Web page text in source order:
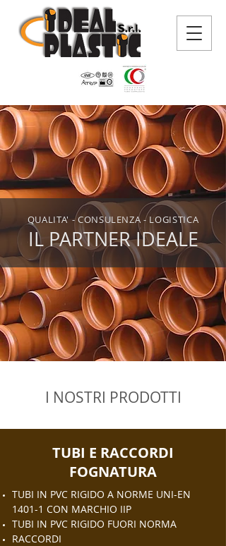
QUALITA' - CONSULENZA - LOGISTICA
IL PARTNER IDEALE
I NOSTRI PRODOTTI
TUBI E RACCORDI
FOGNATURA
TUBI IN PVC RIGIDO A NORME UNI-EN
1401-1 CON MARCHIO IIP
TUBI IN PVC RIGIDO FUORI NORMA
RACCORDI